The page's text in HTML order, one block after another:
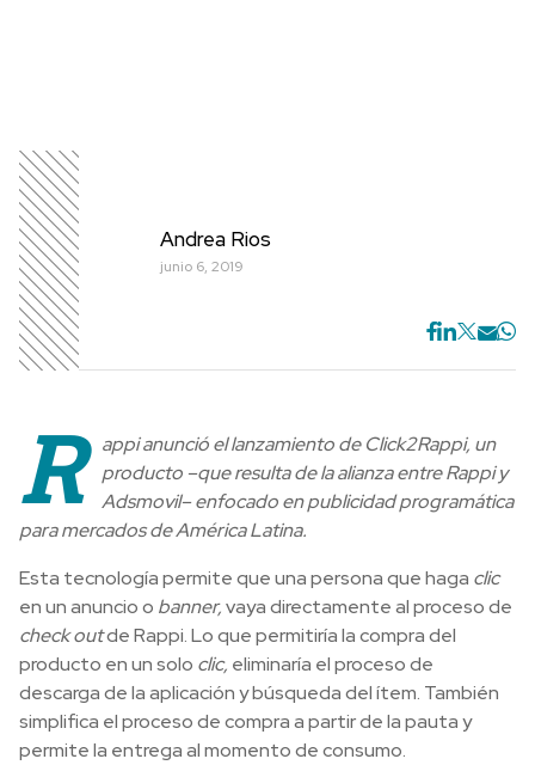
Andrea Rios
junio 6, 2019
R
appi anunció el lanzamiento de Click2Rappi, un
producto –que resulta de la alianza entre Rappi y
Adsmovil– enfocado en publicidad programática
para mercados de América Latina.
Esta tecnología permite que una persona que haga clic
en un anuncio o banner,vaya directamente al proceso de
check outde Rappi. Lo que permitiría la compra del
producto en un solo clic, eliminaría el proceso de
descarga de la aplicación y búsqueda del ítem. También
simplifica el proceso de compra a partir de la pauta y
permite la entrega al momento de consumo.